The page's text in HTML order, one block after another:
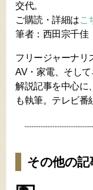
交代。
ご購読・詳細はこ
筆者：西田宗千佳
フリージャーナリ
AV・家電、そし
解説記事を中心に
も執筆。テレビ番
その他の記